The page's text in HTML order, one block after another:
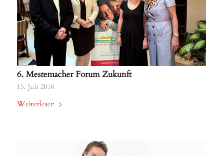
6. Mestemacher Forum Zukunft
15. Juli 2010
Weiterlesen